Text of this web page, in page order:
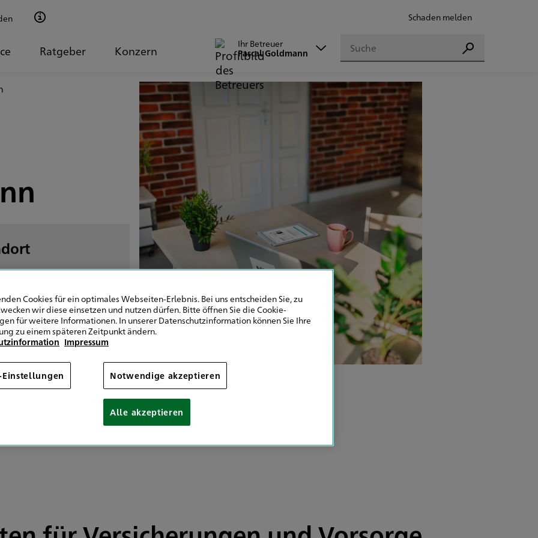
Schaden melden
Ratgeber Konzern
Ihr Betreuer
Pascal Goldmann
Suchen
Suchen
561 7293214
511 6451152842
senden
09:00 - 18:00
Cookies für ein optimales Webseiten-Erlebnis. Bei uns entscheiden Sie, zu
wir diese einsetzen und nutzen dürfen. Bitte öffnen Sie die Cookie-
für weitere Informationen. In unserer Datenschutzinformation können Sie Ihre
zu einem späteren Zeitpunkt ändern.
Impressum
Einstellungen Notwendige akzeptieren
Alle akzeptieren